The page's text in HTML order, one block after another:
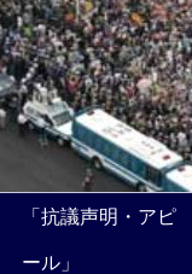
「抗議声明・アピ
ール」